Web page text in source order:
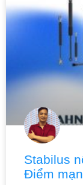
Stabilus
Điểm